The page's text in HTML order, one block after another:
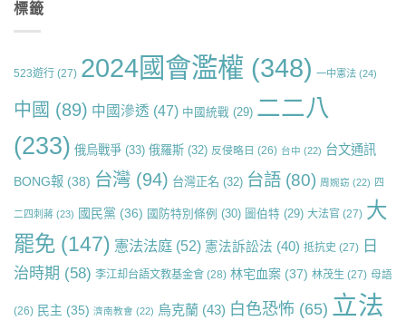
標籤
523遊行 (27) 2024國會濫權 (348) 一中憲法 (24)
中國 (89) 中國滲透 (47) 中國統戰 (29) 二二八
(233) 俄烏戰爭 (33) 俄羅斯 (32) 反侵略日 (26) 台中 (22) 台文通訊
BONG報 (38) 台灣 (94) 台灣正名 (32) 台語 (80) 周婉窈 (22) 四
二四刺蔣 (23) 國民黨 (36) 國防特別條例 (30) 圖伯特 (29) 大法官 (27) 大
罷免 (147) 憲法法庭 (52) 憲法訴訟法 (40) 抵抗史 (27) 日
治時期 (58) 李江却台語文教基金會 (28) 林宅血案 (37) 林茂生 (27) 母語
(26) 民主 (35) 濟南教會 (22) 烏克蘭 (43) 白色恐怖 (65) 立法